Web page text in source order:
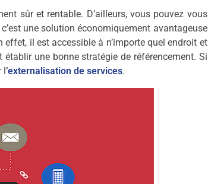
sûr et rentable. D’ailleurs, vous pouvez vous
une solution économiquement avantageuse
il est accessible à n’importe quel endroit et
une bonne stratégie de référencement. Si
l’externalisation de services.